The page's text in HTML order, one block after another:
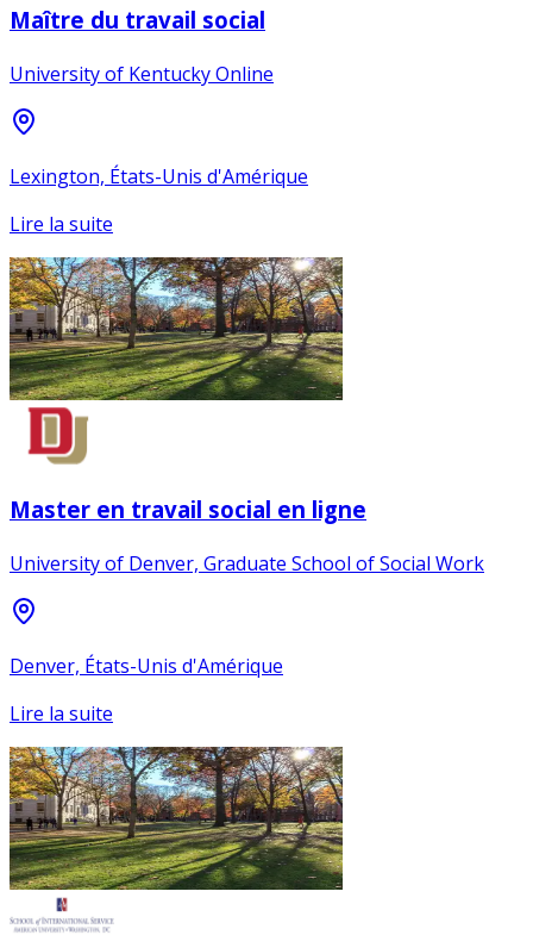
Maître du travail social
University of Kentucky Online
Lexington, États-Unis d'Amérique
Lire la suite
Master en travail social en ligne
University of Denver, Graduate School of Social Work
Denver, États-Unis d'Amérique
Lire la suite